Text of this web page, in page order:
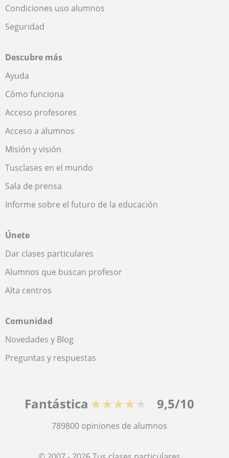
Condiciones uso alumnos
Seguridad
Descubre más
Ayuda
Cómo funciona
Acceso profesores
Acceso a alumnos
Misión y visión
Tusclases en el mundo
Sala de prensa
Informe sobre el futuro de la educación
Únete
Dar clases particulares
Alumnos que buscan profesor
Alta centros
Comunidad
Novedades y Blog
Preguntas y respuestas
Fantástica ★★★★★ 9,5/10
789800 opiniones de alumnos